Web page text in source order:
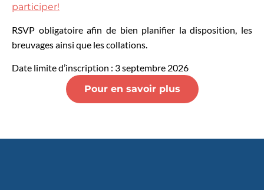
participer!
RSVP obligatoire afin de bien planifier la disposition, les
breuvages ainsi que les collations.
Date limite d’inscription : 3 septembre 2026
Pour en savoir plus